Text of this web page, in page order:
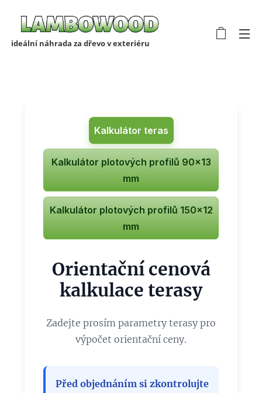
ideální náhrada za dřevo v exteriéru
Kalkulátor teras
Kalkulátor plotových profilů 90x13
mm
Kalkulátor plotových profilů 150x12
mm
Orientační cenová
kalkulace terasy
Zadejte prosím parametry terasy pro
výpočet orientační ceny.
Před objednáním si zkontrolujte